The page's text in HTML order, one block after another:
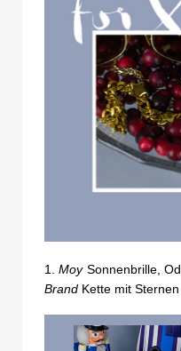
1.MoySonnenbrille,
Brand Kette mit